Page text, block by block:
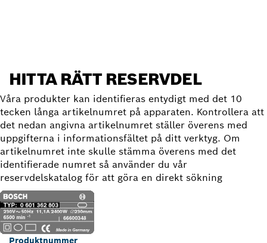
HITTA RÄTT RESERVDEL
Våra produkter kan identifieras entydigt med det 10
tecken långa artikelnumret på apparaten. Kontrollera att
det nedan angivna artikelnumret ställer överens med
uppgifterna i informationsfältet på ditt verktyg. Om
artikelnumret inte skulle stämma överens med det
identifierade numret så använder du vår
reservdelskatalog för att göra en direkt sökning